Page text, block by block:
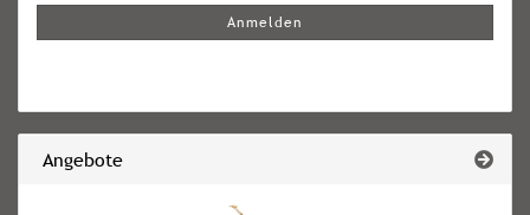
ANMELDUNG
Anmelden
Angebote